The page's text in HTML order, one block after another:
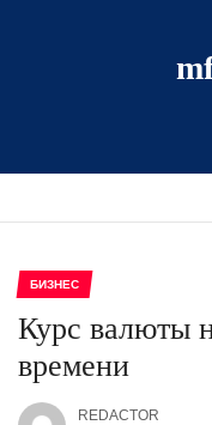
БИЗНЕС
Курс валюты
времени
REDACTOR